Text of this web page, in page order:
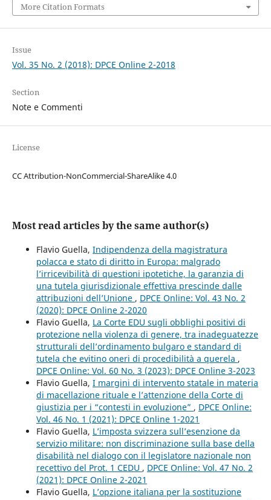
More Citation Formats
Issue
Vol. 35 No. 2 (2018): DPCE Online 2-2018
Section
Note e Commenti
License
CC Attribution-NonCommercial-ShareAlike 4.0
Most read articles by the same author(s)
Flavio Guella, Indipendenza della magistratura
polacca e stato di diritto in Europa: malgrado
l’irricevibilità di questioni ipotetiche, la garanzia di
una tutela giurisdizionale effettiva prescinde dalle
attribuzioni dell’Unione , DPCE Online: Vol. 43 No. 2
(2020): DPCE Online 2-2020
Flavio Guella, La Corte EDU sugli obblighi positivi di
protezione nella violenza di genere, tra inadeguatezze
strutturali dell’ordinamento bulgaro e standard di
tutela che evitino oneri di procedibilità a querela ,
DPCE Online: Vol. 60 No. 3 (2023): DPCE Online 3-2023
Flavio Guella, I margini di intervento statale in materia
di macellazione rituale e l’attenzione della Corte di
giustizia per i “contesti in evoluzione” , DPCE Online:
Vol. 46 No. 1 (2021): DPCE Online 1-2021
Flavio Guella, L’imposta svizzera sull’esenzione da
servizio militare: non discriminazione sulla base della
disabilità nel dialogo con il legislatore nazionale non
recettivo del Prot. 1 CEDU , DPCE Online: Vol. 47 No. 2
(2021): DPCE Online 2-2021
Flavio Guella, L’opzione italiana per la sostituzione